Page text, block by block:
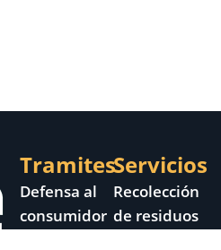
Tramites
Defensa al
consumidor
Servicios
Recolección
de residuos